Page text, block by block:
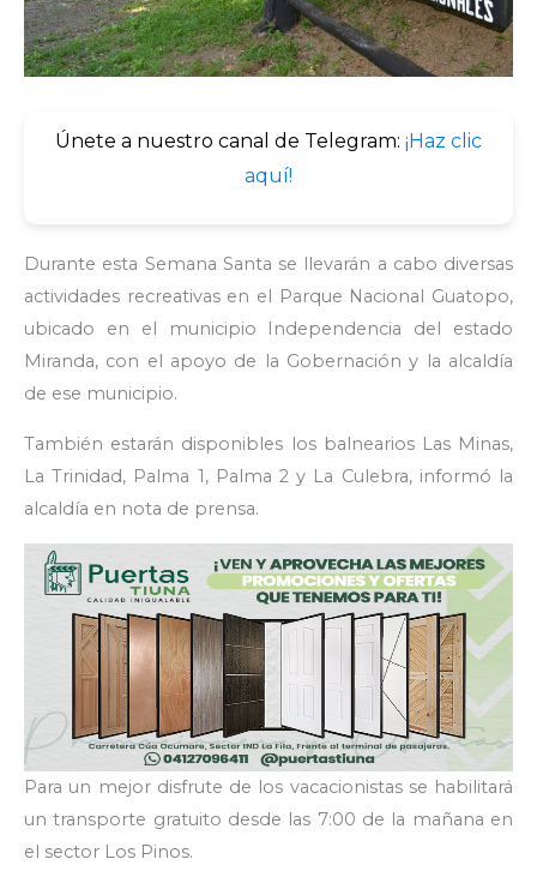
Únete a nuestro canal de Telegram: ¡Haz clic
aquí!
Durante esta Semana Santa se llevarán a cabo diversas
actividades recreativas en el Parque Nacional Guatopo,
ubicado en el municipio Independencia del estado
Miranda, con el apoyo de la Gobernación y la alcaldía
de ese municipio.
También estarán disponibles los balnearios Las Minas,
La Trinidad, Palma 1, Palma 2 y La Culebra, informó la
alcaldía en nota de prensa.
Para un mejor disfrute de los vacacionistas se habilitará
un transporte gratuito desde las 7:00 de la mañana en
el sector Los Pinos.